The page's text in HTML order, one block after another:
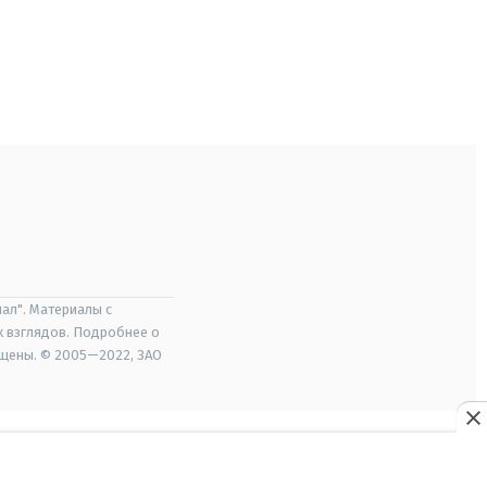
Материалы с
взглядов. Подробнее о
© 2005—2022, ЗАО